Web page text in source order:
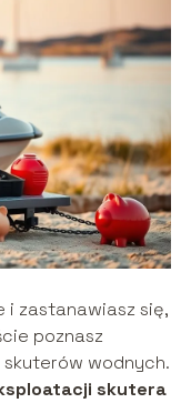
i zastanawiasz się,
poznasz
wodnych.
skutera